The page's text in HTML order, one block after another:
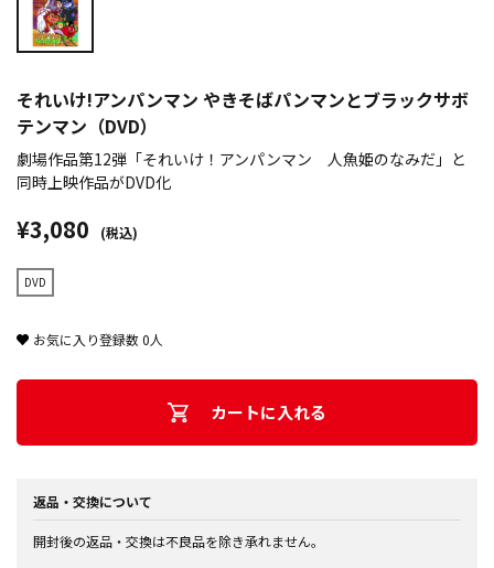
それいけ!アンパンマン やきそばパンマンとブラックサボ
テンマン（DVD）
劇場作品第12弾「それいけ！アンパンマン 人魚姫のなみだ」と
同時上映作品がDVD化
¥3,080 (税込)
DVD
お気に入り登録数0人
カートに入れる
返品・交換について
開封後の返品・交換は不良品を除き承れません。